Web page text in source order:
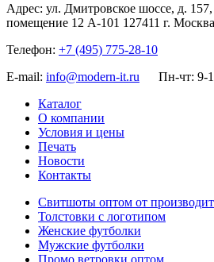
Адрес: ул. Дмитровское шоссе, д.
помещение 12 А-101 127411 г. Москва
Телефон: +7 (495) 775-28-10
E-mail: info@modern-it.ru
Пн-чт: 9-
Каталог
О компании
Условия и цены
Печать
Новости
Контакты
Свитшоты оптом от
Толстовки с логотипом
Женские футболки
Мужские футболки